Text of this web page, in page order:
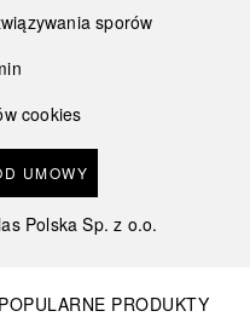
sporów
cookies
UMOWY
Polska Sp. z o.o.
POPULARNE PRODUKTY